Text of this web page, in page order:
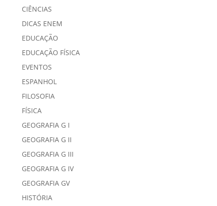
CIÊNCIAS
DICAS ENEM
EDUCAÇÃO
EDUCAÇÃO FÍSICA
EVENTOS
ESPANHOL
FILOSOFIA
FÍSICA
GEOGRAFIA G I
GEOGRAFIA G II
GEOGRAFIA G III
GEOGRAFIA G IV
GEOGRAFIA GV
HISTÓRIA